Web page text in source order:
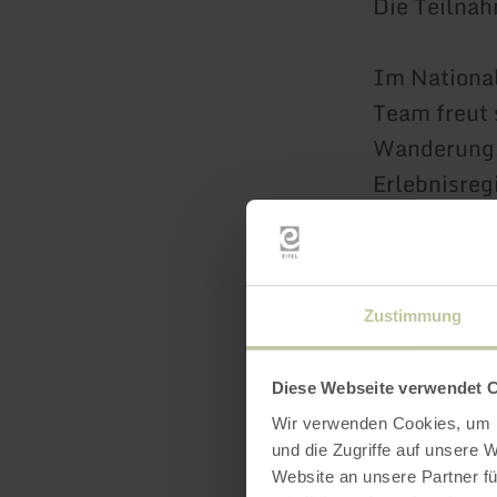
Zustimmung
Diese Webseite verwendet
Wir verwenden Cookies,
und die Zugriffe auf unsere
Website an unsere Partner
Im
Team
nichts
zum
selber
eine